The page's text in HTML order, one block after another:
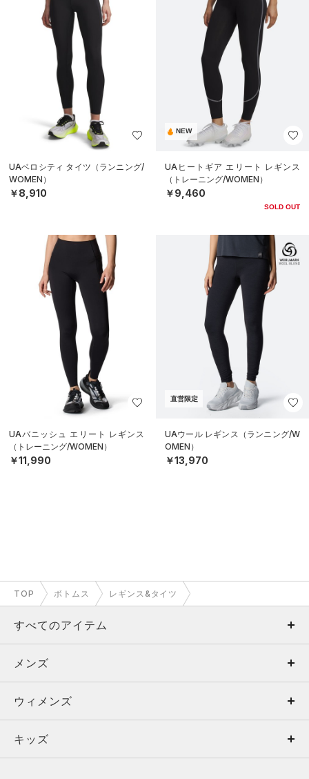
UAベロシティ タイツ（ランニング/
WOMEN）
￥8,910
NEW
UAヒートギア エリート レギンス
（トレーニング/WOMEN）
￥9,460
SOLD OUT
UAバニッシュ エリート レギンス
（トレーニング/WOMEN）
￥11,990
直営限定
UAウール レギンス（ランニング/W
OMEN）
￥13,970
TOP ボトムス レギンス&タイツ
すべてのアイテム
メンズ
ウィメンズ
キッズ
メンズ
トップス
ボトムス
ウィメンズ
トップス
キッズ